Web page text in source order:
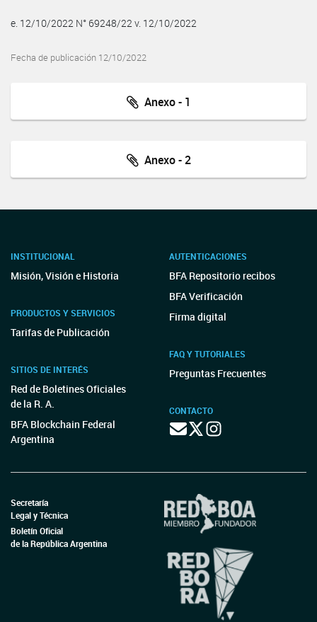
e. 12/10/2022 N° 69248/22 v. 12/10/2022
Fecha de publicación 12/10/2022
Anexo - 1
Anexo - 2
INSTITUCIONAL
Misión, Visión e Historia
PRODUCTOS Y SERVICIOS
Tarifas de Publicación
SITIOS DE INTERÉS
Red de Boletines Oficiales
de la R. A.
BFA Blockchain Federal
Argentina
AUTENTICACIONES
BFA Repositorio recibos
BFA Verificación
Firma digital
FAQ Y TUTORIALES
Preguntas Frecuentes
CONTACTO
Secretaría
Legal y Técnica
Boletín Oficial
de la República Argentina